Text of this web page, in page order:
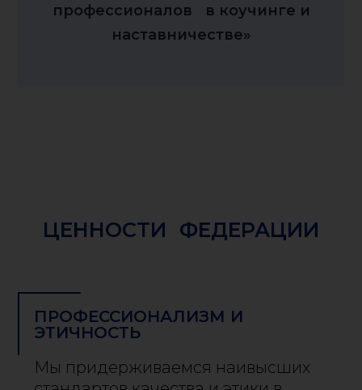
профессионалов в коучинге и
наставничестве»
ЦЕННОСТИ ФЕДЕРАЦИИ
ПРОФЕССИОНАЛИЗМ И
ЭТИЧНОСТЬ
Мы придерживаемся наивысших